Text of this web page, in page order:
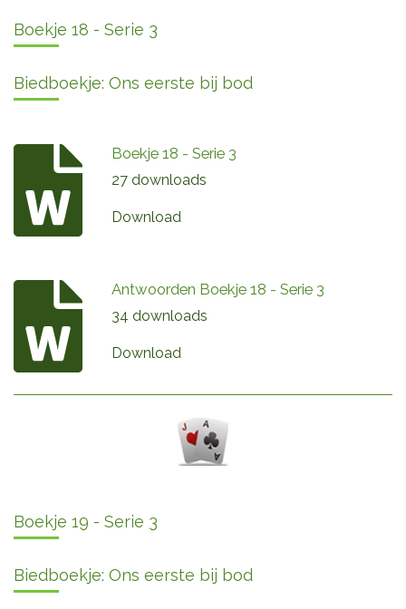
Boekje 18 - Serie 3
Biedboekje: Ons eerste bij bod
Boekje 18 - Serie 3
27 downloads
Download
Antwoorden Boekje 18 - Serie 3
34 downloads
Download
Boekje 19 - Serie 3
Biedboekje: Ons eerste bij bod